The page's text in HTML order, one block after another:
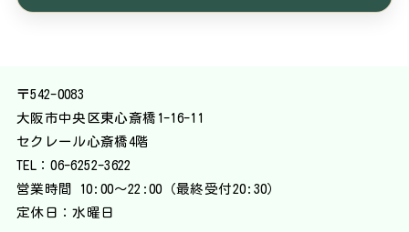
〒542-0083
大阪市中央区東心斎橋1-16-11
セクレール心斎橋4階
TEL：06-6252-3622
営業時間 10:00〜22:00（最終受付20:30）
定休日：水曜日